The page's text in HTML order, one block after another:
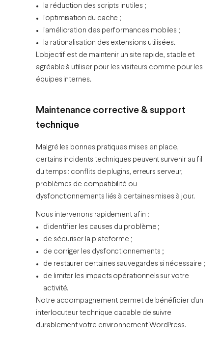
la réduction des scripts inutiles ;
l’optimisation du cache ;
l’amélioration des performances mobiles ;
la rationalisation des extensions utilisées.
L’objectif est de maintenir un site rapide, stable et
agréable à utiliser pour les visiteurs comme pour les
équipes internes.
Maintenance corrective & support
technique
Malgré les bonnes pratiques mises en place,
certains incidents techniques peuvent survenir au fil
du temps : conflits de plugins, erreurs serveur,
problèmes de compatibilité ou
dysfonctionnements liés à certaines mises à jour.
Nous intervenons rapidement afin :
d’identifier les causes du problème ;
de sécuriser la plateforme ;
de corriger les dysfonctionnements ;
de restaurer certaines sauvegardes si nécessaire ;
de limiter les impacts opérationnels sur votre
activité.
Notre accompagnement permet de bénéficier d’un
interlocuteur technique capable de suivre
durablement votre environnement WordPress.